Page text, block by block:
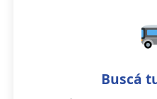
Buscá